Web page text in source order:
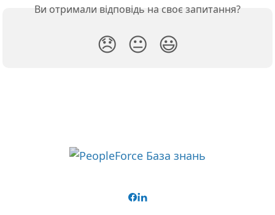
Ви отримали відповідь на своє запитання?
😞 😐 😃